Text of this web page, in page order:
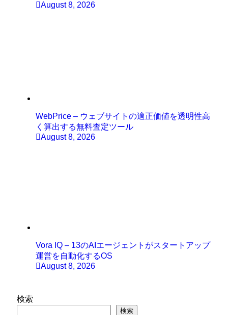
August 8, 2026
WebPrice – ウェブサイトの適正価値を透明性高
く算出する無料査定ツール
August 8, 2026
Vora IQ – 13のAIエージェントがスタートアップ
運営を自動化するOS
August 8, 2026
検索
検索